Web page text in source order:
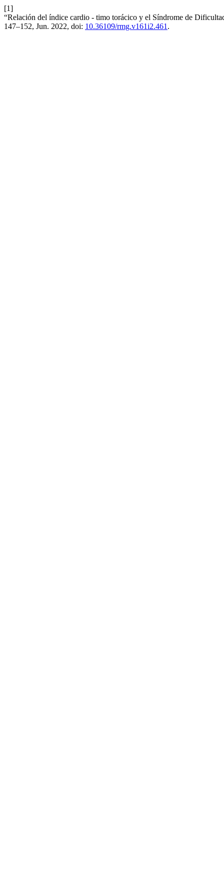
[1]
“Relación del índice cardio - timo torácico y el Síndrome de
147–152, Jun. 2022, doi: 10.36109/rmg.v161i2.461 .